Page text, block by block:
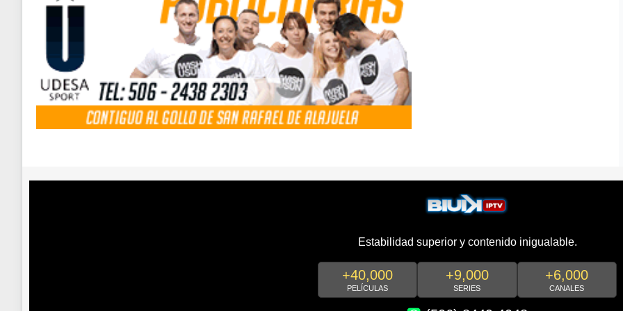
Estabilidad superior y contenido inigualable.
+40,000
PELÍCULAS
+9,000
SERIES
+6,000
CANALES